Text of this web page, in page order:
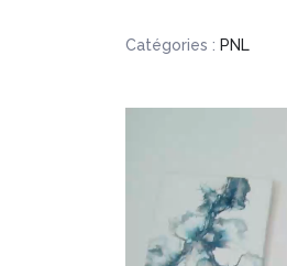
Catégories : PNL